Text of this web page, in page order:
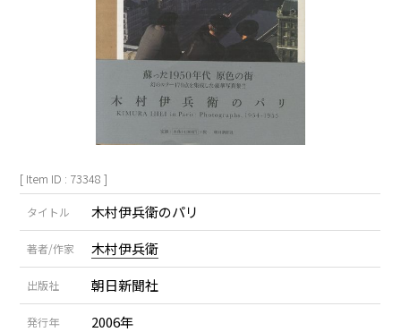
[ Item ID : 73348 ]
タイトル 木村伊兵衛のパリ
著者/作家 木村伊兵衛
出版社 朝日新聞社
発行年 2006年